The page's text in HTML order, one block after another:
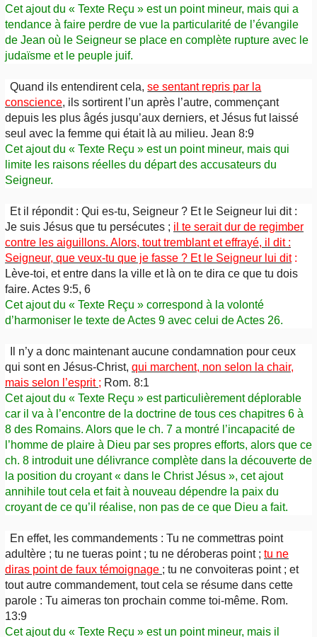
Cet ajout du « Texte Reçu » est un point mineur, mais qui a
tendance à faire perdre de vue la particularité de l’évangile
de Jean où le Seigneur se place en complète rupture avec le
judaïsme et le peuple juif.
Quand ils entendirent cela,se sentant repris par la
conscience, ils sortirent l’un après l’autre, commençant
depuis les plus âgés jusqu’aux derniers, et Jésus fut laissé
seul avec la femme qui était là au milieu. Jean 8:9
Cet ajout du « Texte Reçu » est un point mineur, mais qui
limite les raisons réelles du départ des accusateurs du
Seigneur.
Et il répondit : Qui es-tu, Seigneur ? Et le Seigneur lui dit :
Je suis Jésus que tu persécutes ; il te serait dur de regimber
contre les aiguillons. Alors, tout tremblant et effrayé, il dit :
Seigneur, que veux-tu que je fasse ? Et le Seigneur lui dit:
Lève-toi, et entre dans la ville et là on te dira ce que tu dois
faire. Actes 9:5, 6
Cet ajoutdu « Texte Reçu » correspond à la volonté
d’harmoniser le texte de Actes 9 avec celui de Actes 26.
Il n’y a donc maintenant aucune condamnation pour ceux
qui sont en Jésus-Christ, qui marchent, non selon la chair,
mais selon l’esprit ; Rom. 8:1
Cet ajout du « Texte Reçu » est particulièrement déplorable
car il va à l’encontre de la doctrine de tous ces chapitres 6 à
8 des Romains. Alors que le ch. 7 a montré l’incapacité de
l’homme de plaire à Dieu par ses propres efforts, alors que ce
ch. 8 introduit une délivrance complète dans la découverte de
la position du croyant « dans le Christ Jésus », cet ajout
annihile tout cela et fait à nouveau dépendre la paix du
croyant de ce qu’il réalise, non pas de ce que Dieu a fait.
En effet, les commandements : Tu ne commettras point
adultère ; tu ne tueras point ; tu ne déroberas point ; tu ne
diras point de faux témoignage ; tu ne convoiteras point ; et
tout autre commandement, tout cela se résume dans cette
parole : Tu aimeras ton prochain comme toi-même. Rom.
13:9
Cet ajout du « Texte Reçu » est un point mineur, mais il